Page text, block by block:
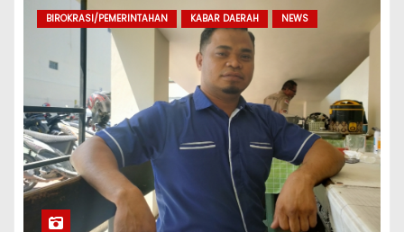
BIROKRASI/PEMERINTAHAN KABAR DAERAH NEWS